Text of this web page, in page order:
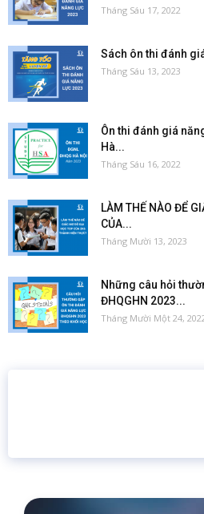
Tháng Sáu 17, 2022
Sách ôn thi đánh
Tháng Sáu 13, 2023
Ôn thi đánh giá
Hà...
Tháng Sáu 16, 2022
LÀM THẾ NÀO ĐỂ
CỦA...
Tháng Mười 13, 2023
Những câu hỏi
ĐHQGHN 2023...
Tháng Mười Một 24,